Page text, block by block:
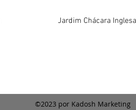
Jardim Chácara
©2023 por Kadosh Marketing